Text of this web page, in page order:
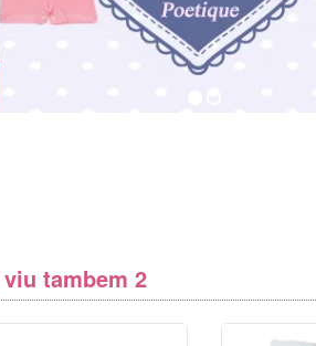
tambem 2